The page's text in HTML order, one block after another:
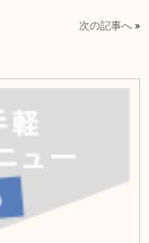
次の記事へ»